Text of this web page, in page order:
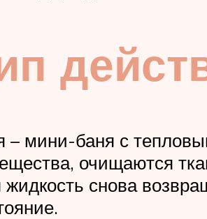
– мини-баня с
очищаются
снова